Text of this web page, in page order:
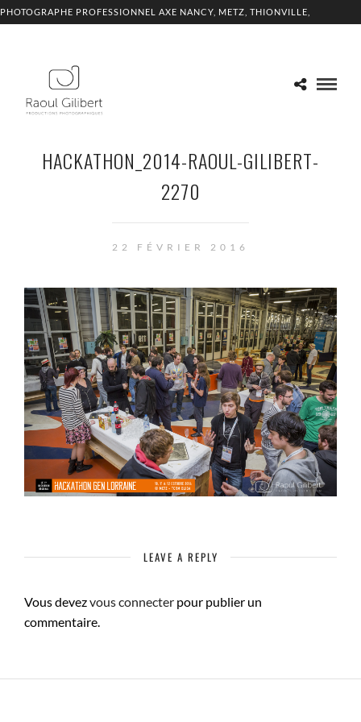
PHOTOGRAPHE PROFESSIONNEL AXE NANCY, METZ, THIONVILLE,
HACKATHON_2014-RAOUL-GILIBERT-
2270
22 FÉVRIER 2016
LEAVE A REPLY
Vous devezvous connecter pour publier un
commentaire.